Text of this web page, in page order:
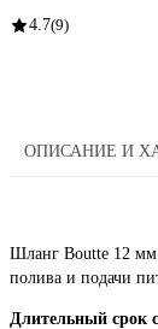
4.7(9)
ОПИСАНИЕ И
Шланг Boutte 12 мм
полива и подачи
Длительный срок